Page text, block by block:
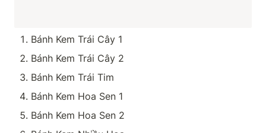
Bánh Kem Trái Cây 1
Bánh Kem Trái Cây 2
Bánh Kem Trái Tim
Bánh Kem Hoa Sen 1
Bánh Kem Hoa Sen 2